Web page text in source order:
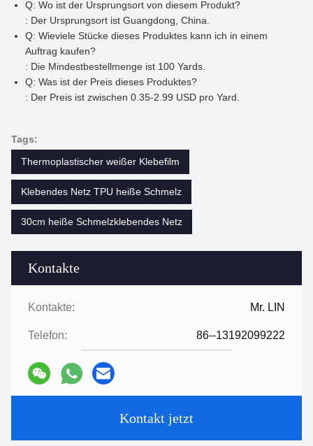
Kontakte
Kontakte: Mr. LIN
Telefon: 86--13192099222
Kontakt jetzt
Q: Wo ist der Ursprungsort von diesem Produkt?
: Der Ursprungsort ist Guangdong, China.
Q: Wieviele Stücke dieses Produktes kann ich in einem
Auftrag kaufen?
: Die Mindestbestellmenge ist 100 Yards.
Q: Was ist der Preis dieses Produktes?
: Der Preis ist zwischen 0.35-2.99 USD pro Yard.
Tags:
Thermoplastischer weißer Klebefilm
Klebendes Netz TPU heiße Schmelz
30cm heiße Schmelzklebendes Netz